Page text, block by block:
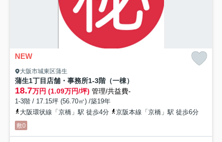
NEW
大阪市城東区蒲生
蒲生1丁目店舗・事務所1-3階（一棟）
18.7万円 (1.09万円/坪) 管理/共益費-
1-3階 / 17.15坪 (56.70㎡) /築19年
大阪環状線「京橋」駅 徒歩4分
京阪本線「京橋」駅 徒歩6分
敷0